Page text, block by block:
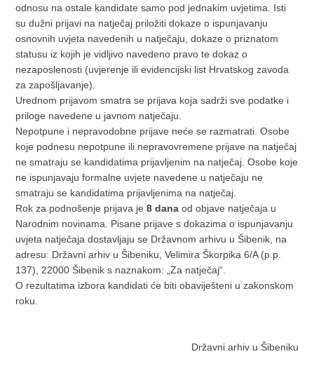
odnosu na ostale kandidate samo pod jednakim uvjetima. Isti
su dužni prijavi na natječaj priložiti dokaze o ispunjavanju
osnovnih uvjeta navedenih u natječaju, dokaze o priznatom
statusu iz kojih je vidljivo navedeno pravo te dokaz o
nezaposlenosti (uvjerenje ili evidencijski list Hrvatskog zavoda
za zapošljavanje).
Urednom prijavom smatra se prijava koja sadrži sve podatke i
priloge navedene u javnom natječaju.
Nepotpune i nepravodobne prijave neće se razmatrati. Osobe
koje podnesu nepotpune ili nepravovremene prijave na natječaj
ne smatraju se kandidatima prijavljenim na natječaj. Osobe koje
ne ispunjavaju formalne uvjete navedene u natječaju ne
smatraju se kandidatima prijavljenima na natječaj.
Rok za podnošenje prijava je8 dana od objave natječaja u
Narodnim novinama. Pisane prijave s dokazima o ispunjavanju
uvjeta natječaja dostavljaju se Državnom arhivu u Šibenik, na
adresu: Državni arhiv u Šibeniku, Velimira Škorpika 6/A (p.p.
137), 22000 Šibenik s naznakom: „Za natječaj“.
O rezultatima izbora kandidati će biti obaviješteni u zakonskom
roku.
Državni arhiv u Šibeniku